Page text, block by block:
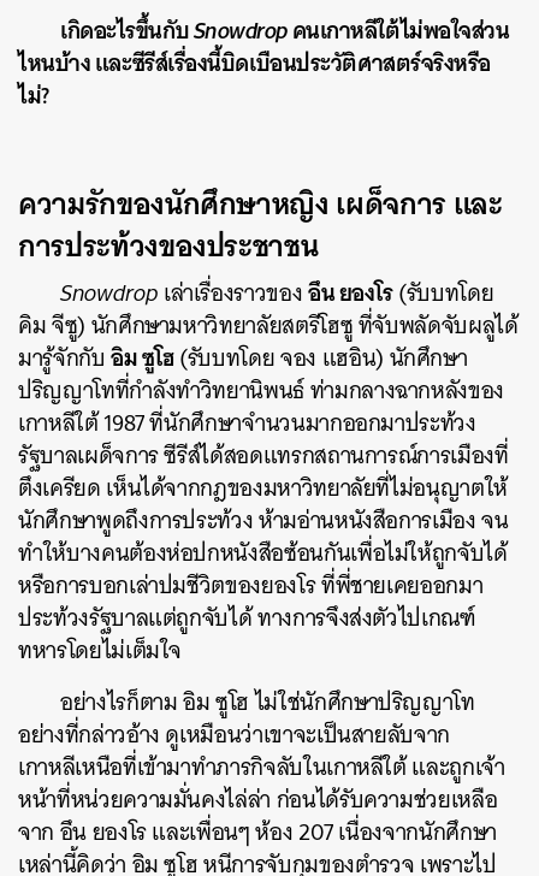
เกิดอะไรขึ้นกับSnowdropคนเกาหลีใต้ไม่พอใจส่วน
ไหนบ้าง และซีรีส์เรื่องนี้บิดเบือนประวัติศาสตร์จริงหรือ
ไม่?
ความรักของนักศึกษาหญิง เผด็จการ และ
การประท้วงของประชาชน
Snowdropเล่าเรื่องราวของอึน ยองโร(รับบทโดย
คิม จีซู) นักศึกษามหาวิทยาลัยสตรีโฮซู ที่จับพลัดจับผลูได้
มารู้จักกับอิม ซูโฮ(รับบทโดย จอง แฮอิน) นักศึกษา
ปริญญาโทที่กำลังทำวิทยานิพนธ์ ท่ามกลางฉากหลังของ
เกาหลีใต้ 1987 ที่นักศึกษาจำนวนมากออกมาประท้วง
รัฐบาลเผด็จการ ซีรีส์ได้สอดแทรกสถานการณ์การเมืองที่
ตึงเครียด เห็นได้จากกฎของมหาวิทยาลัยที่ไม่อนุญาตให้
นักศึกษาพูดถึงการประท้วง ห้ามอ่านหนังสือการเมือง จน
ทำให้บางคนต้องห่อปกหนังสือซ้อนกันเพื่อไม่ให้ถูกจับได้
หรือการบอกเล่าปมชีวิตของยองโร ที่พี่ชายเคยออกมา
ประท้วงรัฐบาลแต่ถูกจับได้ ทางการจึงส่งตัวไปเกณฑ์
ทหารโดยไม่เต็มใจ
อย่างไรก็ตาม อิม ซูโฮ ไม่ใช่นักศึกษาปริญญาโท
อย่างที่กล่าวอ้าง ดูเหมือนว่าเขาจะเป็นสายลับจาก
เกาหลีเหนือที่เข้ามาทำภารกิจลับในเกาหลีใต้ และถูกเจ้า
หน้าที่หน่วยความมั่นคงไล่ล่า ก่อนได้รับความช่วยเหลือ
จาก อึน ยองโร และเพื่อนๆ ห้อง 207 เนื่องจากนักศึกษา
เหล่านี้คิดว่า อิม ซูโฮ หนีการจับกุมของตำรวจ เพราะไป